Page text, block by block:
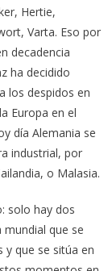
Hertie,
Varta. Eso por
decadencia
ha decidido
los despidos en
Europa en el
día Alemania se
industrial, por
o Malasia.
solo hay dos
mundial que se
y que se sitúa en